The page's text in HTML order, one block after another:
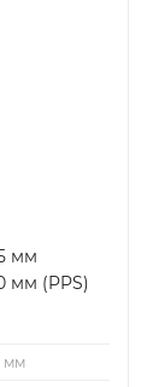
мм
мм (PPS)
мм